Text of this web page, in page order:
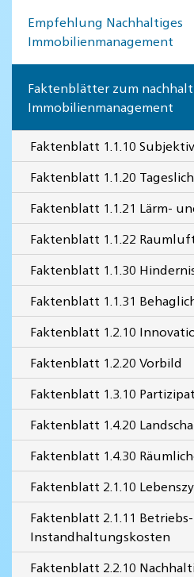
Empfehlung Nachhaltiges
Immobilienmanagement
Faktenblätter zum
Immobilienmanagement
Faktenblatt 1.1.10
Faktenblatt 1.1.20
Faktenblatt 1.1.21 Lärm-
Faktenblatt 1.1.22
Faktenblatt 1.1.30
Faktenblatt 1.1.31
Faktenblatt 1.2.10
Faktenblatt 1.2.20 Vorbild
Faktenblatt 1.3.10
Faktenblatt 1.4.20
Faktenblatt 1.4.30
Faktenblatt 2.1.10
Faktenblatt 2.1.11
Instandhaltungskosten
Faktenblatt 2.2.10